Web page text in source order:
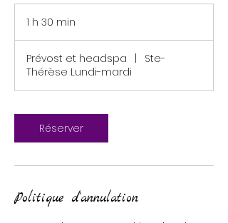
1 h 30 min
m
i
n
Prévost et headspa |
Ste-
Thérèse Lundi-mardi
Réserver
Politique d'annulation